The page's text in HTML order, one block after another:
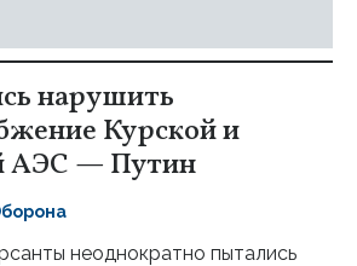
нарушить
Курской и
АЭС — Путин
неоднократно пытались